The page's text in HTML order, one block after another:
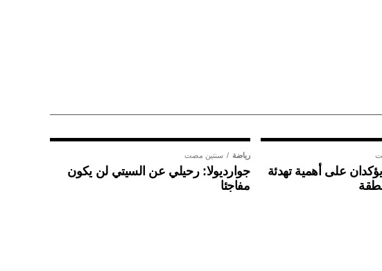
على أهمية تهدئة
رياضة سنتين مضت
جوارديولا: رحيلي عن السيتي لن يكون
مفاجئا